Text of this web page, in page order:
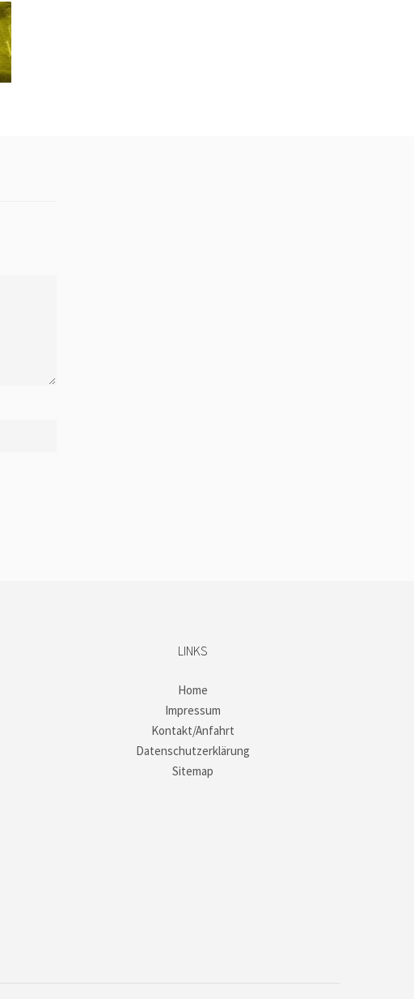
LINKS
Home
Impressum
Kontakt/Anfahrt
Datenschutzerklärung
Sitemap